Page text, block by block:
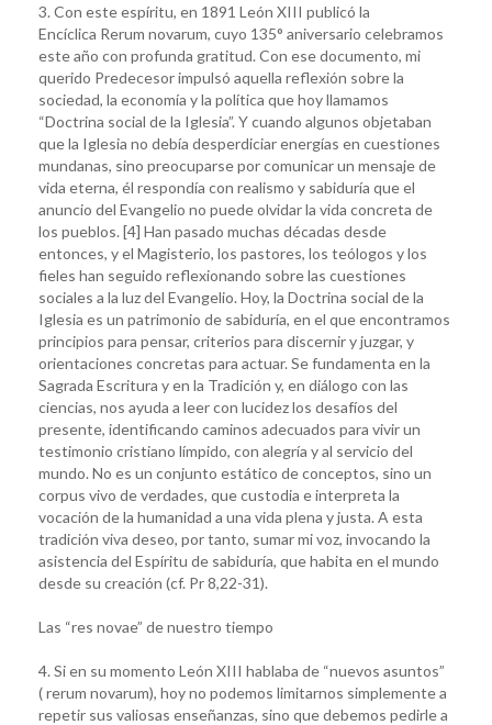
3. Con este espíritu, en 1891 León XIII publicó la
Encíclica Rerum novarum, cuyo 135° aniversario celebramos
este año con profunda gratitud. Con ese documento, mi
querido Predecesor impulsó aquella reflexión sobre la
sociedad, la economía y la política que hoy llamamos
“Doctrina social de la Iglesia”. Y cuando algunos objetaban
que la Iglesia no debía desperdiciar energías en cuestiones
mundanas, sino preocuparse por comunicar un mensaje de
vida eterna, él respondía con realismo y sabiduría que el
anuncio del Evangelio no puede olvidar la vida concreta de
los pueblos. [4] Han pasado muchas décadas desde
entonces, y el Magisterio, los pastores, los teólogos y los
fieles han seguido reflexionando sobre las cuestiones
sociales a la luz del Evangelio. Hoy, la Doctrina social de la
Iglesia es un patrimonio de sabiduría, en el que encontramos
principios para pensar, criterios para discernir y juzgar, y
orientaciones concretas para actuar. Se fundamenta en la
Sagrada Escritura y en la Tradición y, en diálogo con las
ciencias, nos ayuda a leer con lucidez los desafíos del
presente, identificando caminos adecuados para vivir un
testimonio cristiano límpido, con alegría y al servicio del
mundo. No es un conjunto estático de conceptos, sino un
corpus vivo de verdades, que custodia e interpreta la
vocación de la humanidad a una vida plena y justa. A esta
tradición viva deseo, por tanto, sumar mi voz, invocando la
asistencia del Espíritu de sabiduría, que habita en el mundo
desde su creación (cf. Pr 8,22-31).
Las “res novae” de nuestro tiempo
4. Si en su momento León XIII hablaba de “nuevos asuntos”
( rerum novarum), hoy no podemos limitarnos simplemente a
repetir sus valiosas enseñanzas, sino que debemos pedirle a